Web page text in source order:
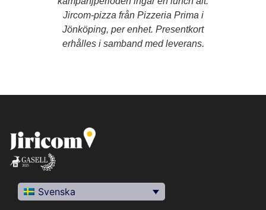
Jircom-pizza från Pizzeria Prima i
Jönköping, per enhet. Presentkort
erhålles i samband med leverans.
Svenska